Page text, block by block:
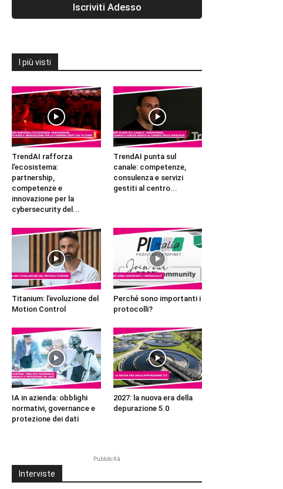
I più visti
TrendAI rafforza
l’ecosistema:
partnership,
competenze e
innovazione per la
cybersecurity del...
TrendAI punta sul
canale: competenze,
consulenza e servizi
gestiti al centro...
Titanium: l’evoluzione del
Motion Control
Perché sono importanti i
protocolli?
IA in azienda: obblighi
normativi, governance e
protezione dei dati
2027: la nuova era della
depurazione 5.0
Pubblicità
Interviste